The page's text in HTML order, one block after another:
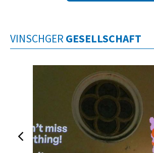
VINSCHGER GESELLSCHAFT